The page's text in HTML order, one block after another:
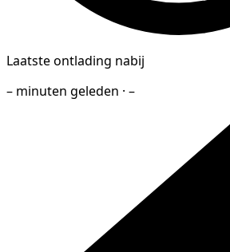
Laatste ontlading nabij
– minuten geleden · –